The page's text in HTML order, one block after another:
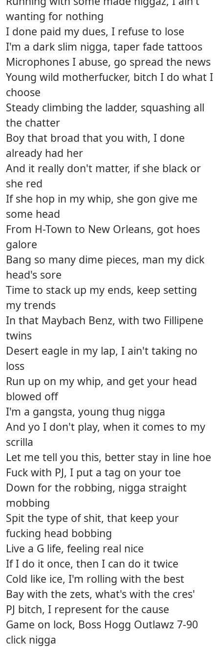
wanting for nothing
I done paid my dues, I refuse to lose
I'm a dark slim nigga, taper fade tattoos
Microphones I abuse, go spread the news
Young wild motherfucker, bitch I do what I
choose
Steady climbing the ladder, squashing all
the chatter
Boy that broad that you with, I done
already had her
And it really don't matter, if she black or
she red
If she hop in my whip, she gon give me
some head
From H-Town to New Orleans, got hoes
galore
Bang so many dime pieces, man my dick
head's sore
Time to stack up my ends, keep setting
my trends
In that Maybach Benz, with two Fillipene
twins
Desert eagle in my lap, I ain't taking no
loss
Run up on my whip, and get your head
blowed off
I'm a gangsta, young thug nigga
And yo I don't play, when it comes to my
scrilla
Let me tell you this, better stay in line hoe
Fuck with PJ, I put a tag on your toe
Down for the robbing, nigga straight
mobbing
Spit the type of shit, that keep your
fucking head bobbing
Live a G life, feeling real nice
If I do it once, then I can do it twice
Cold like ice, I'm rolling with the best
Bay with the zets, what's with the cres'
PJ bitch, I represent for the cause
Game on lock, Boss Hogg Outlawz 7-90
click nigga